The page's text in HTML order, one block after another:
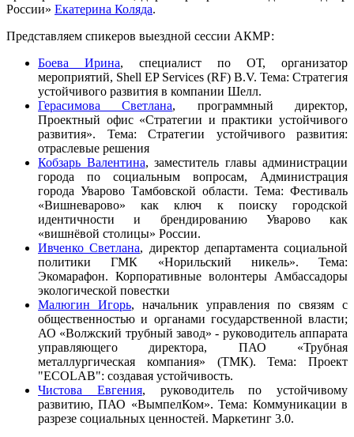
России» Екатерина Коляда.
Представляем спикеров выездной сессии АКМР:
Боева Ирина, специалист по ОТ, организатор
мероприятий, Shell EP Services (RF) B.V. Тема: Стратегия
устойчивого развития в компании Шелл.
Герасимова Светлана, программный директор,
Проектный офис «Стратегии и практики устойчивого
развития». Тема: Стратегии устойчивого развития:
отраслевые решения
Кобзарь Валентина, заместитель главы администрации
города по социальным вопросам, Администрация
города Уварово Тамбовской области. Тема: Фестиваль
«Вишневарово» как ключ к поиску городской
идентичности и брендированию Уварово как
«вишнёвой столицы» России.
Ивченко Светлана, директор департамента социальной
политики ГМК «Норильский никель». Тема:
Экомарафон. Корпоративные волонтеры Амбассадоры
экологической повестки
Малюгин Игорь, начальник управления по связям с
общественностью и органами государственной власти;
АО «Волжский трубный завод» - руководитель аппарата
управляющего директора, ПАО «Трубная
металлургическая компания» (ТМК). Тема: Проект
"ECOLAB": создавая устойчивость.
Чистова Евгения, руководитель по устойчивому
развитию, ПАО «ВымпелКом». Тема: Коммуникации в
разрезе социальных ценностей. Маркетинг 3.0.